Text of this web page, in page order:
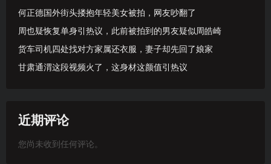
何正德国外街头搂抱年轻美女被拍，网友吵翻了
周也疑恢复单身引热议，此前被拍到的男友疑似周皓崎
货车司机四处找对方家属还衣服，妻子却先回了娘家
甘肃通渭这段视频火了，这身材这颜值引热议
近期评论
您尚未收到任何评论。